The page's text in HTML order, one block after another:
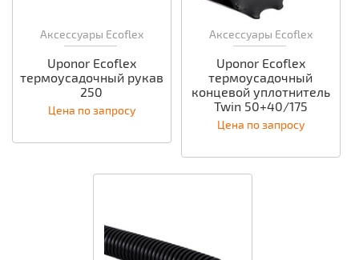
Аксессуары Ecoflex
Uponor Ecoflex
термоусадочный рукав
250
Цена по запросу
Аксессуары Ecoflex
Uponor Ecoflex
термоусадочный
концевой уплотнитель
Twin 50+40/175
Цена по запросу